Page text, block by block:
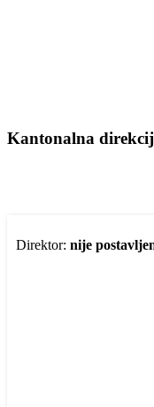
Kantonalna
Direktor: nije